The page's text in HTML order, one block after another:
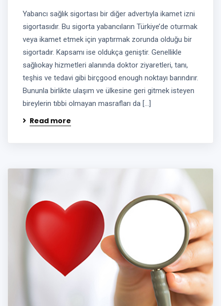
Yabancı sağlık sigortası bir diğer advertıyla ikamet izni
sigortasıdır. Bu sigorta yabancıların Türkiye’de oturmak
veya ikamet etmek için yaptırmak zorunda olduğu bir
sigortadır. Kapsamı ise oldukça geniştir. Genellikle
sağlıokay hizmetleri alanında doktor ziyaretleri, tanı,
teşhis ve tedavi gibi birçgood enough noktayı barındırır.
Bununla birlikte ulaşım ve ülkesine geri gitmek isteyen
bireylerin tıbbi olmayan masrafları da […]
Read more